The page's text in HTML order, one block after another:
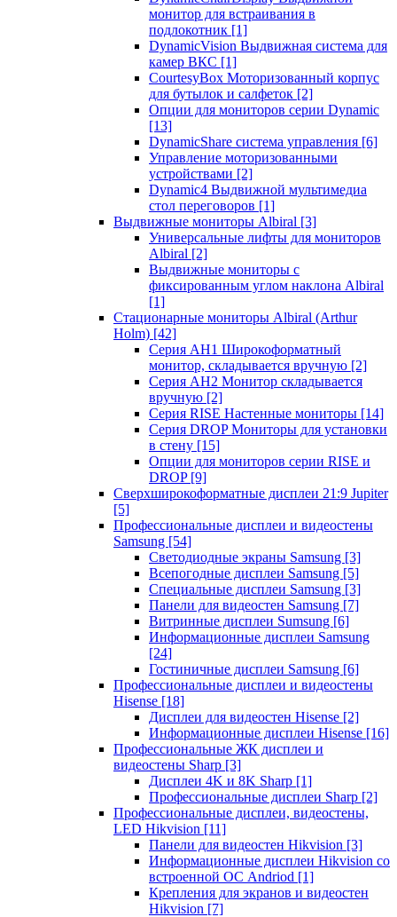
монитор для встраивания в
подлокотник [1]
DynamicVision Выдвижная система для
камер ВКС [1]
CourtesyBox Моторизованный корпус
для бутылок и салфеток [2]
Опции для мониторов серии Dynamic
[13]
DynamicShare система управления [6]
Управление моторизованными
устройствами [2]
Dynamic4 Выдвижной мультимедиа
стол переговоров [1]
Выдвижные мониторы Albiral [3]
Универсальные лифты для мониторов
Albiral [2]
Выдвижные мониторы с
фиксированным углом наклона Albiral
[1]
Стационарные мониторы Albiral (Arthur
Holm) [42]
Серия AH1 Широкоформатный
монитор, складывается вручную [2]
Серия AH2 Монитор складывается
вручную [2]
Серия RISE Настенные мониторы [14]
Серия DROP Мониторы для установки
в стену [15]
Опции для мониторов серии RISE и
DROP [9]
Сверхширокоформатные дисплеи 21:9 Jupiter
[5]
Профессиональные дисплеи и видеостены
Samsung [54]
Светодиодные экраны Samsung [3]
Всепогодные дисплеи Samsung [5]
Специальные дисплеи Samsung [3]
Панели для видеостен Samsung [7]
Витринные дисплеи Sumsung [6]
Информационные дисплеи Samsung
[24]
Гостиничные дисплеи Samsung [6]
Профессиональные дисплеи и видеостены
Hisense [18]
Дисплеи для видеостен Hisense [2]
Информационные дисплеи Hisense [16]
Профессиональные ЖК дисплеи и
видеостены Sharp [3]
Дисплеи 4K и 8K Sharp [1]
Профессиональные дисплеи Sharp [2]
Профессиональные дисплеи, видеостены,
LED Hikvision [11]
Панели для видеостен Hikvision [3]
Информационные дисплеи Hikvision со
встроенной ОС Andriod [1]
Крепления для экранов и видеостен
Hikvision [7]